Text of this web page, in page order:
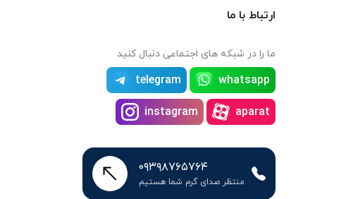
ارتباط با ما
ما را در شبکه های اجتماعی دنبال کنید
whatsapp
telegram
aparat
instagram
۰۹۳۹۸۷۶۵۷۶۴
منتظر صدای گرم شما هستیم